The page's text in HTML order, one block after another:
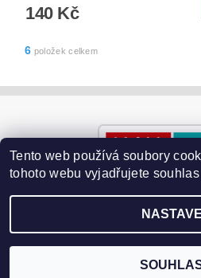
140 Kč
6 položek celkem
2026 ©Paralyzery-vychytavky.cz,
Vytvořil
Tento web používá soubory
tohoto webu vyjadřujete